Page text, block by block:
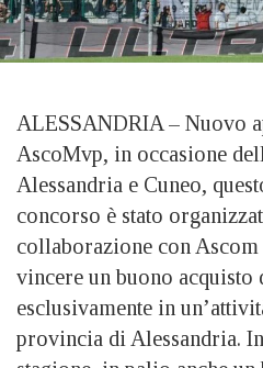
ALESSANDRIA – Nuovo
AscoMvp, in occasione
Alessandria e Cuneo,
concorso è stato
collaborazione con
vincere un buono acquisto
esclusivamente in
provincia di Alessandria.